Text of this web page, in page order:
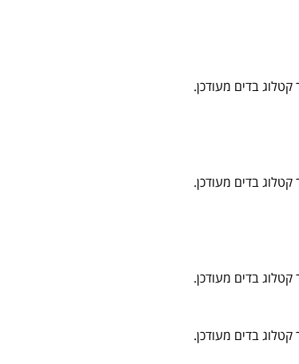
בדים מעודכן.
בדים מעודכן.
בדים מעודכן.
בדים מעודכן.